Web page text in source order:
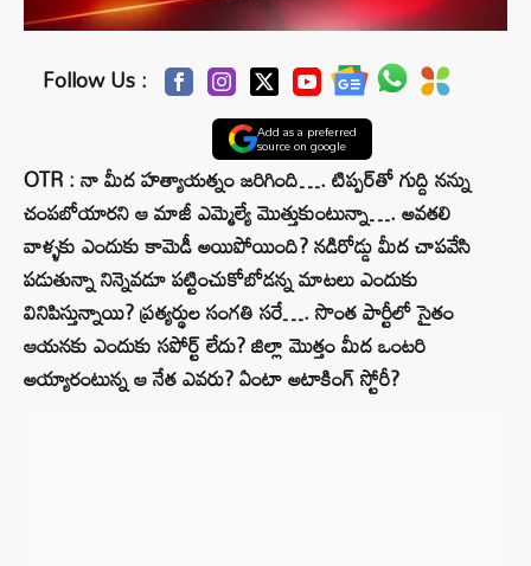
Follow Us :
Add as a preferred
source on google
OTR : నా మీద హత్యాయత్నం జరిగింది…. టిప్పర్‌తో గుద్ది నన్ను
చంపబోయారని ఆ మాజీ ఎమ్మెల్యే మొత్తుకుంటున్నా…. అవతలి
వాళ్ళకు ఎందుకు కామెడీ అయిపోయింది? నడిరోడ్డు మీద చాపవేసి
పడుతున్నా నిన్నెవడూ పట్టించుకోబోడన్న మాటలు ఎందుకు
వినిపిస్తున్నాయి? ప్రత్యర్థుల సంగతి సరే…. సొంత పార్టీలో సైతం
ఆయనకు ఎందుకు సపోర్ట్‌ లేదు? జిల్లా మొత్తం మీద ఒంటరి
అయ్యారంటున్న ఆ నేత ఎవరు? ఏంటా అటాకింగ్‌ స్టోరీ?